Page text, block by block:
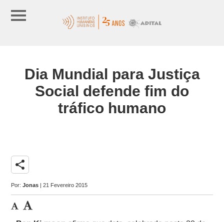
Dia Mundial para Justiça
Social defende fim do
tráfico humano
share
Por:Jonas | 21 Fevereiro 2015